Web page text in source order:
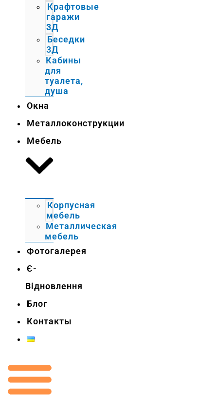
Крафтовые
гаражи
3Д
Беседки
3Д
Кабины
для
туалета,
душа
Окна
Металлоконструкции
Мебель
Корпусная
мебель
Металлическая
мебель
Фотогалерея
Є-
Відновлення
Блог
Контакты